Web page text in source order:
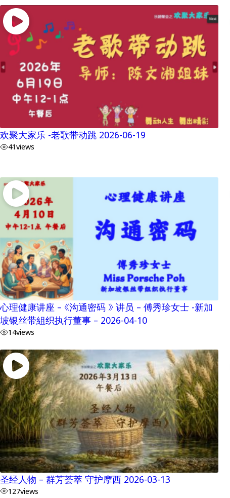
欢聚大家乐 -老歌带动跳 2026-06-19
41views
心理健康讲座 – 《沟通密码 》 讲员 – 傅秀珍女士 -新加
坡银丝带組织执行董事 – 2026-04-10
14views
圣经人物 – 群芳荟萃 守护摩西 2026-03-13
127views